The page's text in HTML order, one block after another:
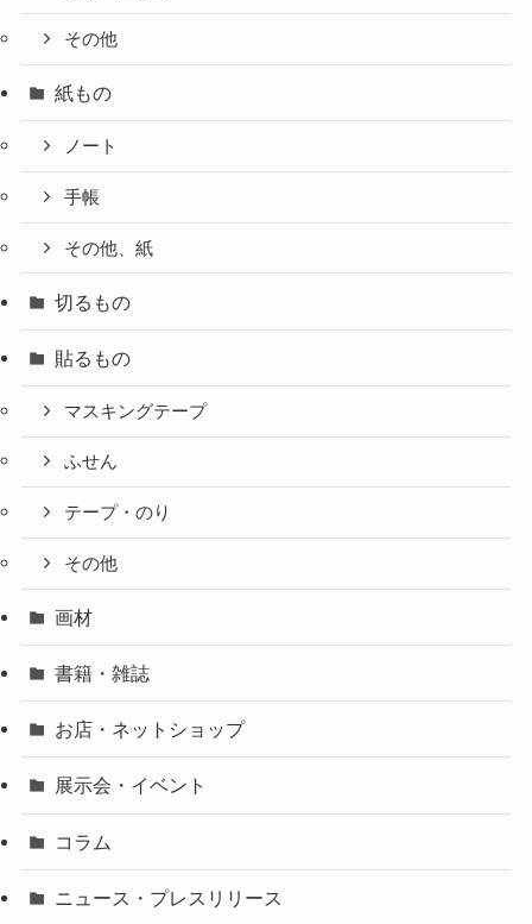
その他
紙もの
ノート
手帳
その他、紙
切るもの
貼るもの
マスキングテープ
ふせん
テープ・のり
その他
画材
書籍・雑誌
お店・ネットショップ
展示会・イベント
コラム
ニュース・プレスリリース